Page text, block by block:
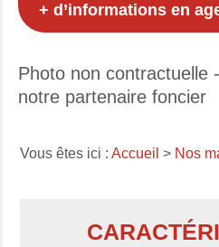
+ d’informations en
Photo non contractuelle
notre partenaire foncier
Vous êtes ici :Accueil > Nos